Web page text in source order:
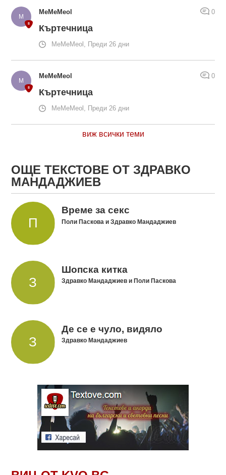
MeMeMeol 0
Къртечница
MeMeMeol, Преди 26 дни
MeMeMeol 0
Къртечница
MeMeMeol, Преди 26 дни
виж всички теми
ОЩЕ ТЕКСТОВЕ ОТ ЗДРАВКО
МАНДАДЖИЕВ
Време за секс
Поли Паскова и Здравко Мандаджиев
Шопска китка
Здравко Мандаджиев и Поли Паскова
Де се е чуло, видяло
Здравко Мандаджиев